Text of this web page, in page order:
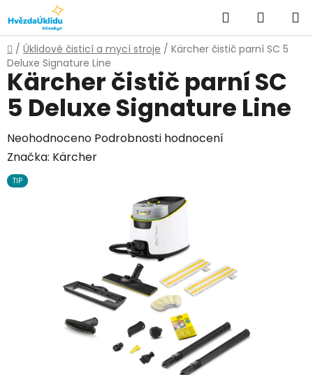
na
obsah
Hledat
KOŠÍK
Domů
/ Úklidové čisticí a mycí stroje / Kärcher čistič parní SC 5
Deluxe Signature Line
Kärcher čistič parní SC
5 Deluxe Signature Line
Průměrné
hodnocení
produktu
Neohodnoceno Podrobnosti hodnocení
Značka: Kärcher
TIP